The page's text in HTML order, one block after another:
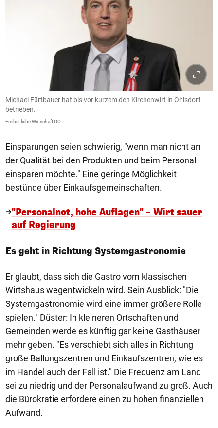
Michael Fürtbauer hat bis vor kurzem den Kirchenwirt in Ohlsdorf
betrieben.
Freiheitliche Wirtschaft OÖ
Einsparungen seien schwierig, "wenn man nicht an
der Qualität bei den Produkten und beim Personal
einsparen möchte." Eine geringe Möglichkeit
bestünde über Einkaufsgemeinschaften.
"Personalnot, hohe Auflagen" – Wirt sauer
auf Regierung
Es geht in Richtung Systemgastronomie
Er glaubt, dass sich die Gastro vom klassischen
Wirtshaus wegentwickeln wird. Sein Ausblick: "Die
Systemgastronomie wird eine immer größere Rolle
spielen." Düster: In kleineren Ortschaften und
Gemeinden werde es künftig gar keine Gasthäuser
mehr geben. "Es verschiebt sich alles in Richtung
große Ballungszentren und Einkaufszentren, wie es
im Handel auch der Fall ist." Die Frequenz am Land
sei zu niedrig und der Personalaufwand zu groß. Auch
die Bürokratie erfordere einen zu hohen finanziellen
Aufwand.